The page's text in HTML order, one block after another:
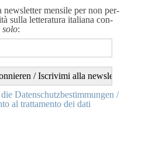
news­let­ter men­si­le per non per­
sul­la let­te­ra­tura ita­lia­na con­
solo:
Daten­schutz­be­stim­mun­gen /
al trat­ta­men­to dei dati